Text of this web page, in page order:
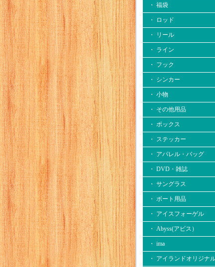
・ 福袋
・ ロッド
・ リール
・ ライン
・ フック
・ シンカー
・ 小物
・ その他用品
・ ボックス
・ ステッカー
・ アパレル・バッグ
・ DVD・雑誌
・ サングラス
・ ボート用品
・ アイスフォーゲル
・ Abyss(アビス）
・ ima
・ アイランドオリジナ